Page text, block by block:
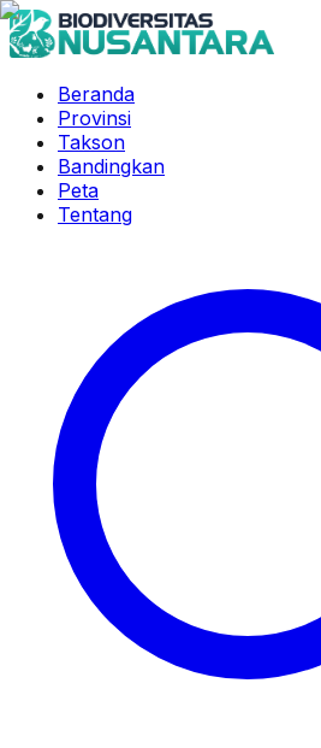
Beranda
Provinsi
Takson
Bandingkan
Peta
Tentang